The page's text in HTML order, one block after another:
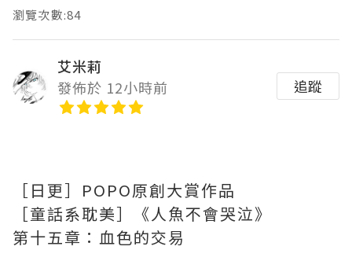
瀏覽次數:84
艾米莉
發佈於 12小時前
追蹤
［日更］POPO原創大賞作品
［童話系耽美］《人魚不會哭泣》
第十五章：血色的交易